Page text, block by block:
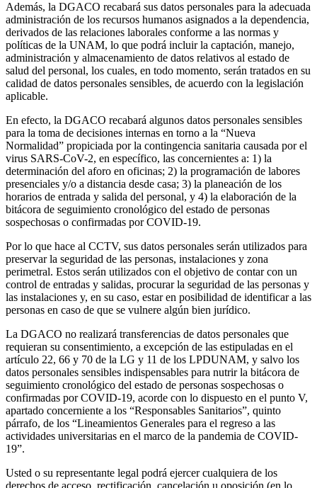
Además, la DGACO recabará sus datos personales para la adecuada
administración de los recursos humanos asignados a la dependencia,
derivados de las relaciones laborales conforme a las normas y
políticas de la UNAM, lo que podrá incluir la captación, manejo,
administración y almacenamiento de datos relativos al estado de
salud del personal, los cuales, en todo momento, serán tratados en su
calidad de datos personales sensibles, de acuerdo con la legislación
aplicable.
En efecto, la DGACO recabará algunos datos personales sensibles
para la toma de decisiones internas en torno a la “Nueva
Normalidad” propiciada por la contingencia sanitaria causada por el
virus SARS-CoV-2, en específico, las concernientes a: 1) la
determinación del aforo en oficinas; 2) la programación de labores
presenciales y/o a distancia desde casa; 3) la planeación de los
horarios de entrada y salida del personal, y 4) la elaboración de la
bitácora de seguimiento cronológico del estado de personas
sospechosas o confirmadas por COVID-19.
Por lo que hace al CCTV, sus datos personales serán utilizados para
preservar la seguridad de las personas, instalaciones y zona
perimetral. Estos serán utilizados con el objetivo de contar con un
control de entradas y salidas, procurar la seguridad de las personas y
las instalaciones y, en su caso, estar en posibilidad de identificar a las
personas en caso de que se vulnere algún bien jurídico.
La DGACO no realizará transferencias de datos personales que
requieran su consentimiento, a excepción de las estipuladas en el
artículo 22, 66 y 70 de la LG y 11 de los LPDUNAM, y salvo los
datos personales sensibles indispensables para nutrir la bitácora de
seguimiento cronológico del estado de personas sospechosas o
confirmadas por COVID-19, acorde con lo dispuesto en el punto V,
apartado concerniente a los “Responsables Sanitarios”, quinto
párrafo, de los “Lineamientos Generales para el regreso a las
actividades universitarias en el marco de la pandemia de COVID-
19”.
Usted o su representante legal podrá ejercer cualquiera de los